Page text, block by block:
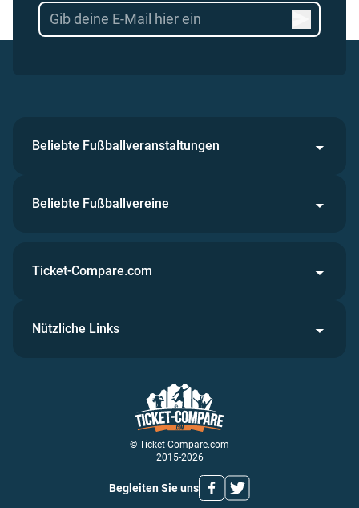
Beliebte Fußballveranstaltungen
Beliebte Fußballvereine
© Ticket-Compare.com
2015-2026
Begleiten Sie uns
Ticket-Compare.com
Nützliche Links